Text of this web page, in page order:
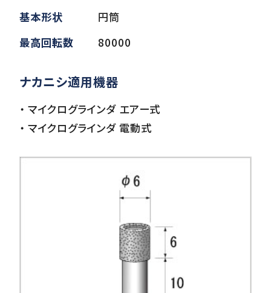
会社情報
基本形状
円筒
最高回転数
80000
ナカニシ適用機器
・ マイクログラインダ エアー式
・ マイクログラインダ 電動式